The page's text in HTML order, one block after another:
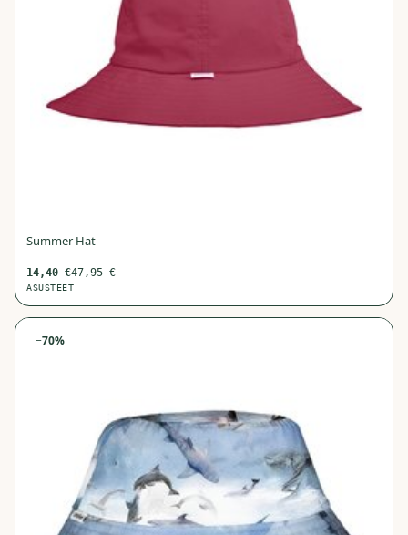
Summer Hat
14,40 €47,95€
ASUSTEET
−70%